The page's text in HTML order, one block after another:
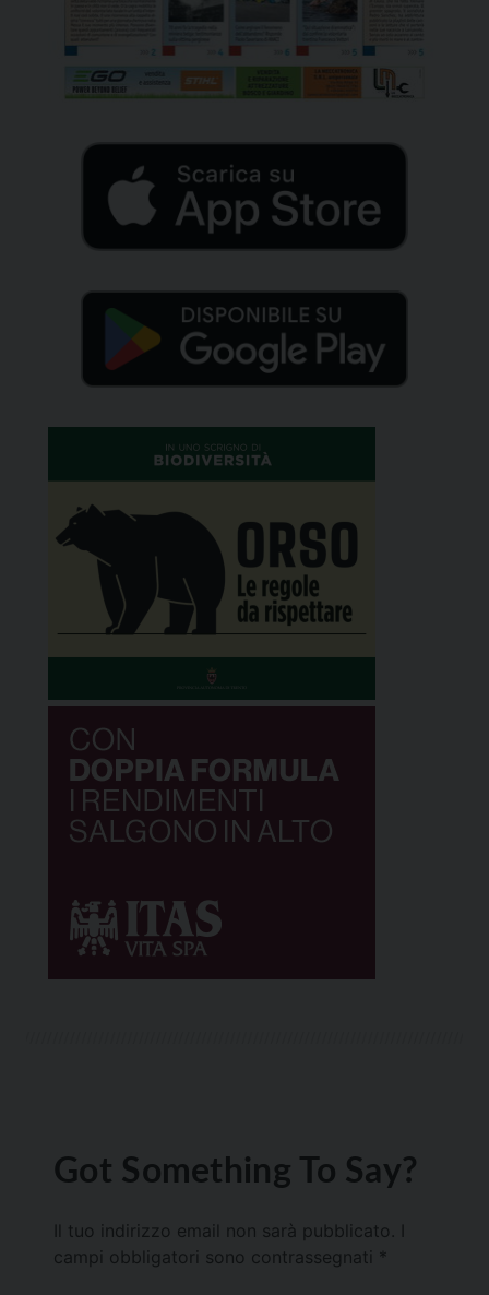
Got Something To Say?
Il tuo indirizzo email non sarà pubblicato.
campi obbligatori sono contrassegnati *